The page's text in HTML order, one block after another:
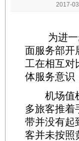
2017-
为进一步
面服务部开
工在相互对
体服务意识
机场值机
多旅客推着
带并没有起
客并未按照